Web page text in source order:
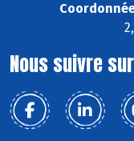
Nous suivre sur